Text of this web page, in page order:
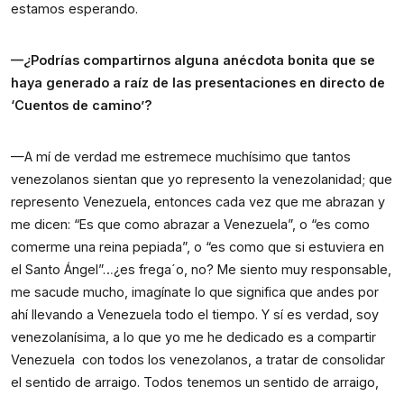
estamos esperando.
—¿Podrías compartirnos alguna anécdota bonita que se
haya generado a raíz de las presentaciones en directo de
‘Cuentos de camino’?
—A mí de verdad me estremece muchísimo que tantos
venezolanos sientan que yo represento la venezolanidad; que
represento Venezuela, entonces cada vez que me abrazan y
me dicen: “Es que como abrazar a Venezuela”, o “es como
comerme una reina pepiada”, o “es como que si estuviera en
el Santo Ángel”…¿es frega´o, no? Me siento muy responsable,
me sacude mucho, imagínate lo que significa que andes por
ahí llevando a Venezuela todo el tiempo. Y sí es verdad, soy
venezolanísima, a lo que yo me he dedicado es a compartir
Venezuela  con todos los venezolanos, a tratar de consolidar
el sentido de arraigo. Todos tenemos un sentido de arraigo,